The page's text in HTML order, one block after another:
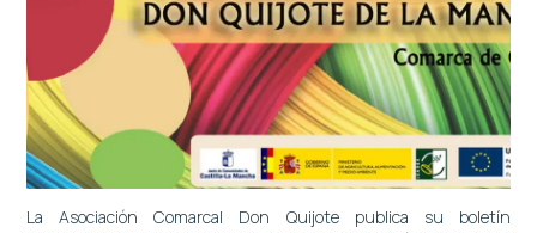
La Asociación Comarcal Don Quijote publica su boletín